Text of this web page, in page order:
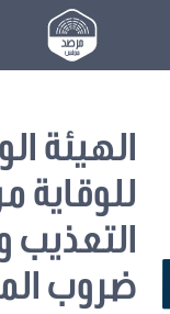
الهيئة
للوقاية
التعذيب
ضروب